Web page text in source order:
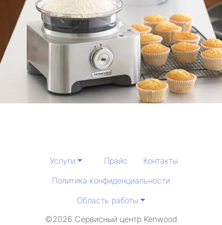
Услуги Прайс
Контакты
Политика конфиденциальности
Область работы
©2026 Сервисный центр Kenwood